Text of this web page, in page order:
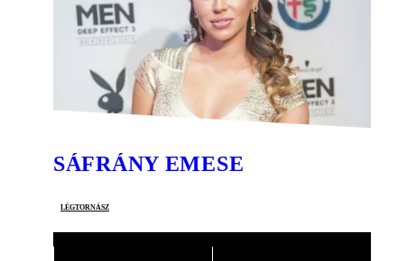
SÁFRÁNY EMESE
légtornász